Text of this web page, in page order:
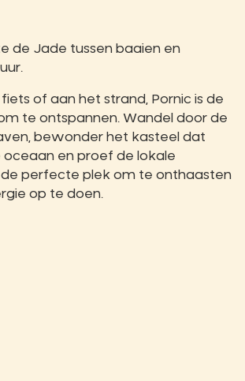
de Jade tussen baaien en
of aan het strand, Pornic is de
te ontspannen. Wandel door de
bewonder het kasteel dat
en proef de lokale
de perfecte plek om te onthaasten
op te doen.